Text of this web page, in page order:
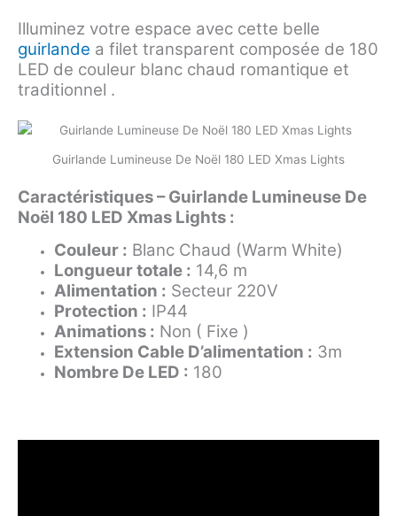
Illuminez votre espace avec cette belle
guirlande a filet transparent composée de 180
LED de couleur blanc chaud romantique et
traditionnel .
Guirlande Lumineuse De Noël 180 LED Xmas Lights
Caractéristiques – Guirlande Lumineuse De
Noël 180 LED Xmas Lights :
Couleur : Blanc Chaud (Warm White)
Longueur totale : 14,6 m
Alimentation : Secteur 220V
Protection : IP44
Animations : Non ( Fixe )
Extension Cable D’alimentation : 3m
Nombre De LED : 180